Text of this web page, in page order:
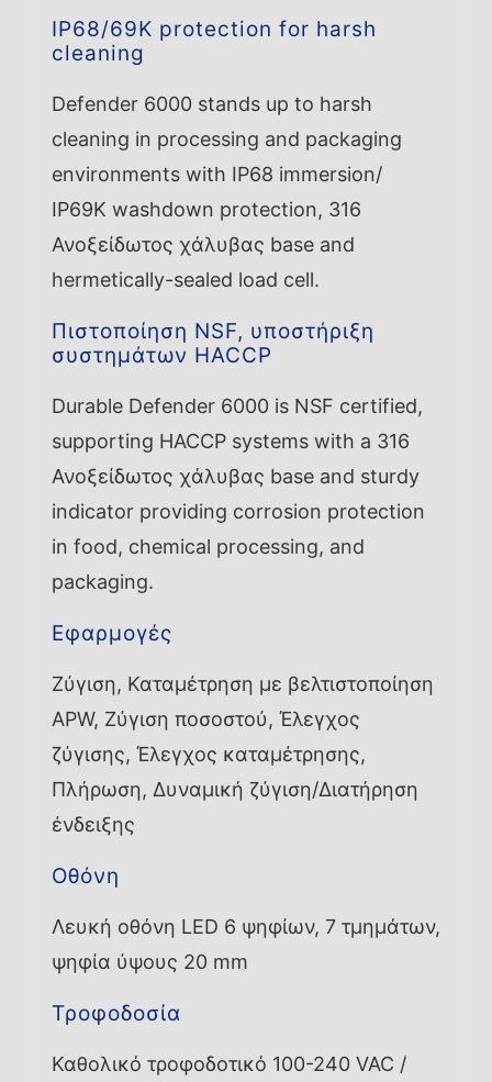
IP68/69K protection for harsh
cleaning
Defender 6000 stands up to harsh
cleaning in processing and packaging
environments with IP68 immersion/
IP69K washdown protection, 316
Ανοξείδωτος χάλυβας base and
hermetically-sealed load cell.
Πιστοποίηση NSF, υποστήριξη
συστημάτων HACCP
Durable Defender 6000 is NSF certified,
supporting HACCP systems with a 316
Ανοξείδωτος χάλυβας base and sturdy
indicator providing corrosion protection
in food, chemical processing, and
packaging.
Εφαρμογές
Ζύγιση, Καταμέτρηση με βελτιστοποίηση
APW, Ζύγιση ποσοστού, Έλεγχος
ζύγισης, Έλεγχος καταμέτρησης,
Πλήρωση, Δυναμική ζύγιση/Διατήρηση
ένδειξης
Οθόνη
Λευκή οθόνη LED 6 ψηφίων, 7 τμημάτων,
ψηφία ύψους 20 mm
Τροφοδοσία
Καθολικό τροφοδοτικό 100-240 VAC /